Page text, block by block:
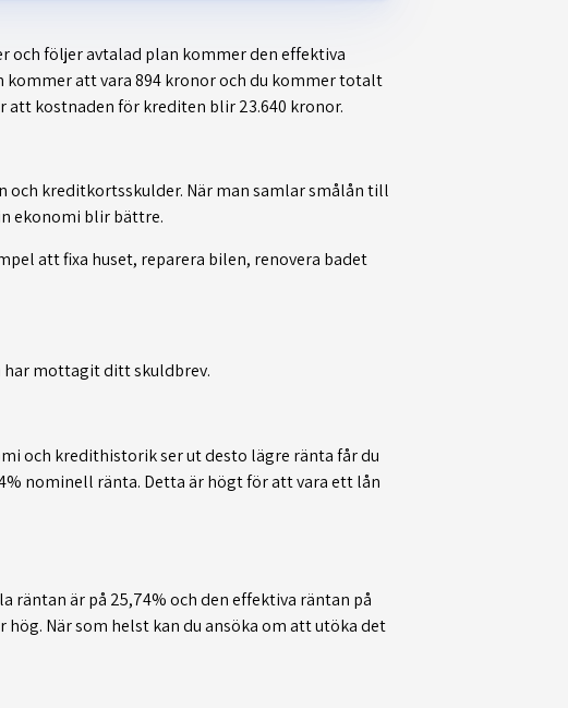
och följer avtalad plan kommer den effektiva
att vara 894 kronor och du kommer totalt
att kostnaden för krediten blir 23.640 kronor.
kreditkortsskulder. När man samlar smålån till
ekonomi blir bättre.
att fixa huset, reparera bilen, renovera badet
har mottagit ditt skuldbrev.
och kredithistorik ser ut desto lägre ränta får du
nominell ränta. Detta är högt för att vara ett lån
räntan är på 25,74% och den effektiva räntan på
När som helst kan du ansöka om att utöka det